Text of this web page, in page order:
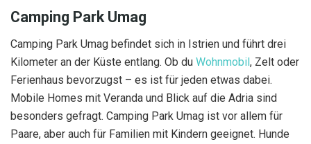
Camping Park Umag
Camping Park Umag befindet sich in Istrien und führt drei
Kilometer an der Küste entlang. Ob du Wohnmobil, Zelt oder
Ferienhaus bevorzugst – es ist für jeden etwas dabei.
Mobile Homes mit Veranda und Blick auf die Adria sind
besonders gefragt. Camping Park Umag ist vor allem für
Paare, aber auch für Familien mit Kindern geeignet. Hunde